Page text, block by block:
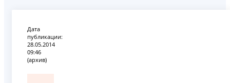
Дата
публикации:
28.05.2014
09:46
(архив)